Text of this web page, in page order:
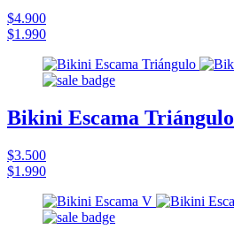
$4.900
$1.990
Bikini Escama Triángulo
$3.500
$1.990